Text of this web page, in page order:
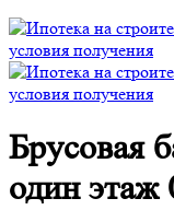
Брусовая
один